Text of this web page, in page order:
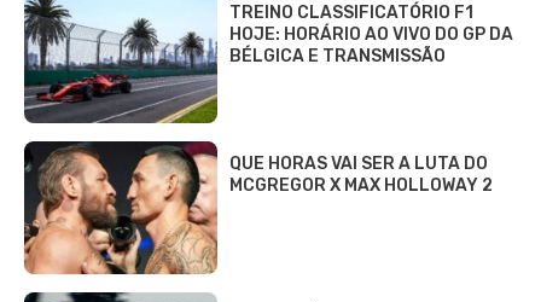
TREINO CLASSIFICATÓRIO F1
HOJE: HORÁRIO AO VIVO DO GP DA
BÉLGICA E TRANSMISSÃO
QUE HORAS VAI SER A LUTA DO
MCGREGOR X MAX HOLLOWAY 2